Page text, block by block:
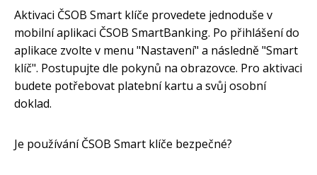
Aktivaci ČSOB Smart klíče provedete jednoduše v
mobilní aplikaci ČSOB SmartBanking. Po přihlášení do
aplikace zvolte v menu "Nastavení" a následně "Smart
klíč". Postupujte dle pokynů na obrazovce. Pro aktivaci
budete potřebovat platební kartu a svůj osobní
doklad.
Je používání ČSOB Smart klíče bezpečné?